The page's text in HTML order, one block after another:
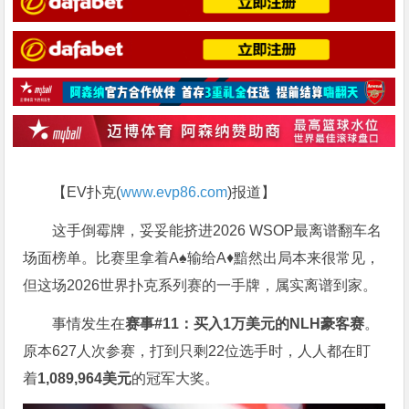
【EV扑克(www.evp86.com)报道】
这手倒霉牌，妥妥能挤进2026 WSOP最离谱翻车名
场面榜单。比赛里拿着A♠输给A♦黯然出局本来很常见，
但这场2026世界扑克系列赛的一手牌，属实离谱到家。
事情发生在赛事#11：买入1万美元的NLH豪客赛。
原本627人次参赛，打到只剩22位选手时，人人都在盯
着1,089,964美元的冠军大奖。